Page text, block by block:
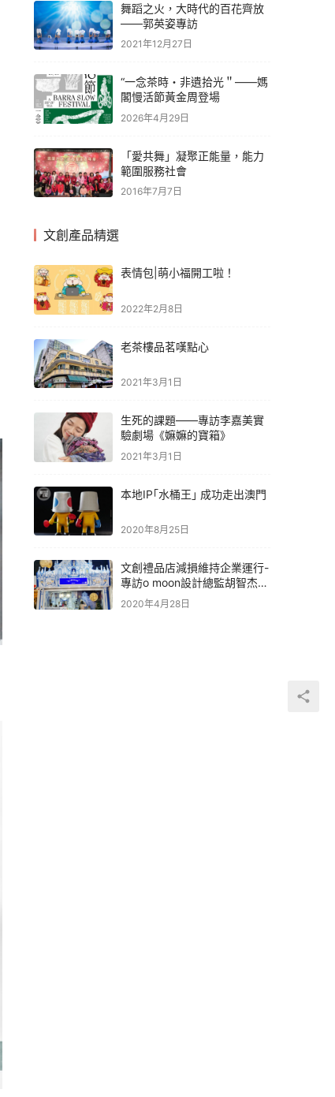
舞蹈之火，大時代的百花齊放
——郭英姿專訪
2021年12月27日
“一念茶時・非遺拾光＂——媽
閣慢活節黃金周登場
2026年4月29日
「愛共舞」凝聚正能量，能力
範圍服務社會
2016年7月7日
文創產品精選
表情包|萌小福開工啦！
2022年2月8日
老茶樓品茗嘆點心
2021年3月1日
生死的課題——專訪李嘉美實
驗劇場《嫲嫲的寶箱》
2021年3月1日
本地IP｢水桶王｣ 成功走出澳門
2020年8月25日
文創禮品店減損維持企業運行-
專訪o moon設計總監胡智杰先
生
2020年4月28日